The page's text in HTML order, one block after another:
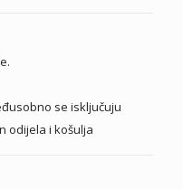
se isključuju
odijela i košulja